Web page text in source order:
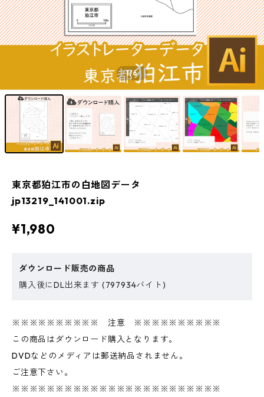
1/6
東京都狛江市の白地図データ
jp13219_141001.zip
¥1,980
ダウンロード販売の商品
購入後にDL出来ます (797934バイト)
※※※※※※※※※※ 注意 ※※※※※※※※※※
この商品はダウンロード購入となります。
DVDなどのメディアは郵送納品されません。
ご注意下さい。
※※※※※※※※※※※※※※※※※※※※※※※※